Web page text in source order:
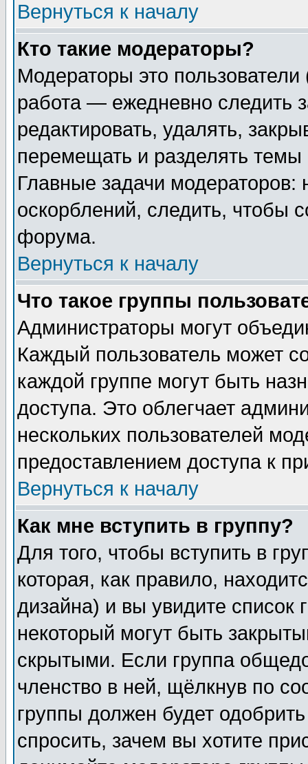
Вернуться к началу
Кто такие модераторы?
Модераторы это
работа — ежедневно следить
редактировать, удалять,
перемещать и разделять
Главные задачи
оскорблений, следить, чтобы
форума.
Вернуться к началу
Что такое группы
Администраторы могут
Каждый пользователь может
каждой группе могут быть
доступа. Это облегчает
нескольких пользователей
предоставлением доступа к
Вернуться к началу
Как мне вступить в группу?
Для того, чтобы вступить в
которая, как правило,
дизайна) и вы увидите список
некоторый могут быть
скрытыми. Если группа
членство в ней, щёлкнув по
группы должен будет
спросить, зачем вы хотите